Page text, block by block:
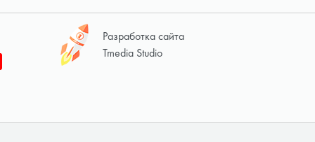
Разработка сайта
Tmedia Studio